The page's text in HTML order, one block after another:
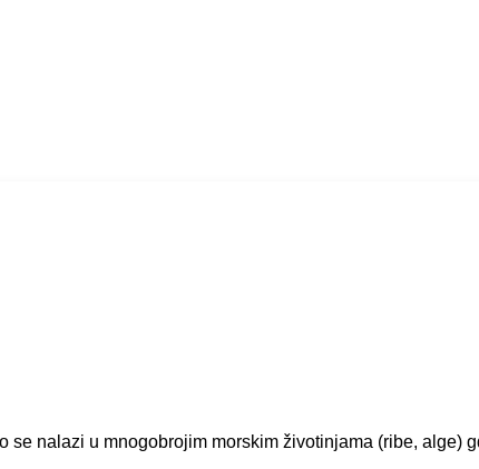
nalazi u mnogobrojim morskim životinjama (ribe, alge)